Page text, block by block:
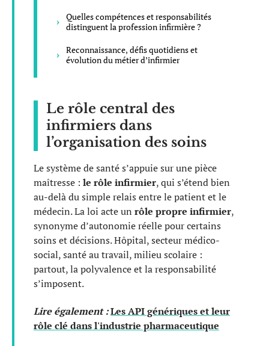
Quelles compétences et responsabilités
distinguent la profession infirmière ?
Reconnaissance, défis quotidiens et
évolution du métier d’infirmier
Le rôle central des
infirmiers dans
l’organisation des soins
Le système de santé s’appuie sur une pièce
maîtresse : le rôle infirmier, qui s’étend bien
au-delà du simple relais entre le patient et le
médecin. La loi acte un rôle propre infirmier,
synonyme d’autonomie réelle pour certains
soins et décisions. Hôpital, secteur médico-
social, santé au travail, milieu scolaire :
partout, la polyvalence et la responsabilité
s’imposent.
Lire également :Les API génériques et leur
rôle clé dans l'industrie pharmaceutique